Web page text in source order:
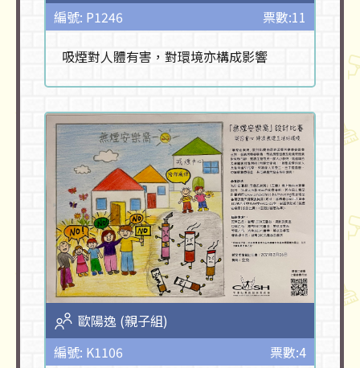
編號: P1246
票數:11
吸煙對人體有害，對環境亦構成影響
歐陽逸 (親子組)
編號: K1106
票數:4